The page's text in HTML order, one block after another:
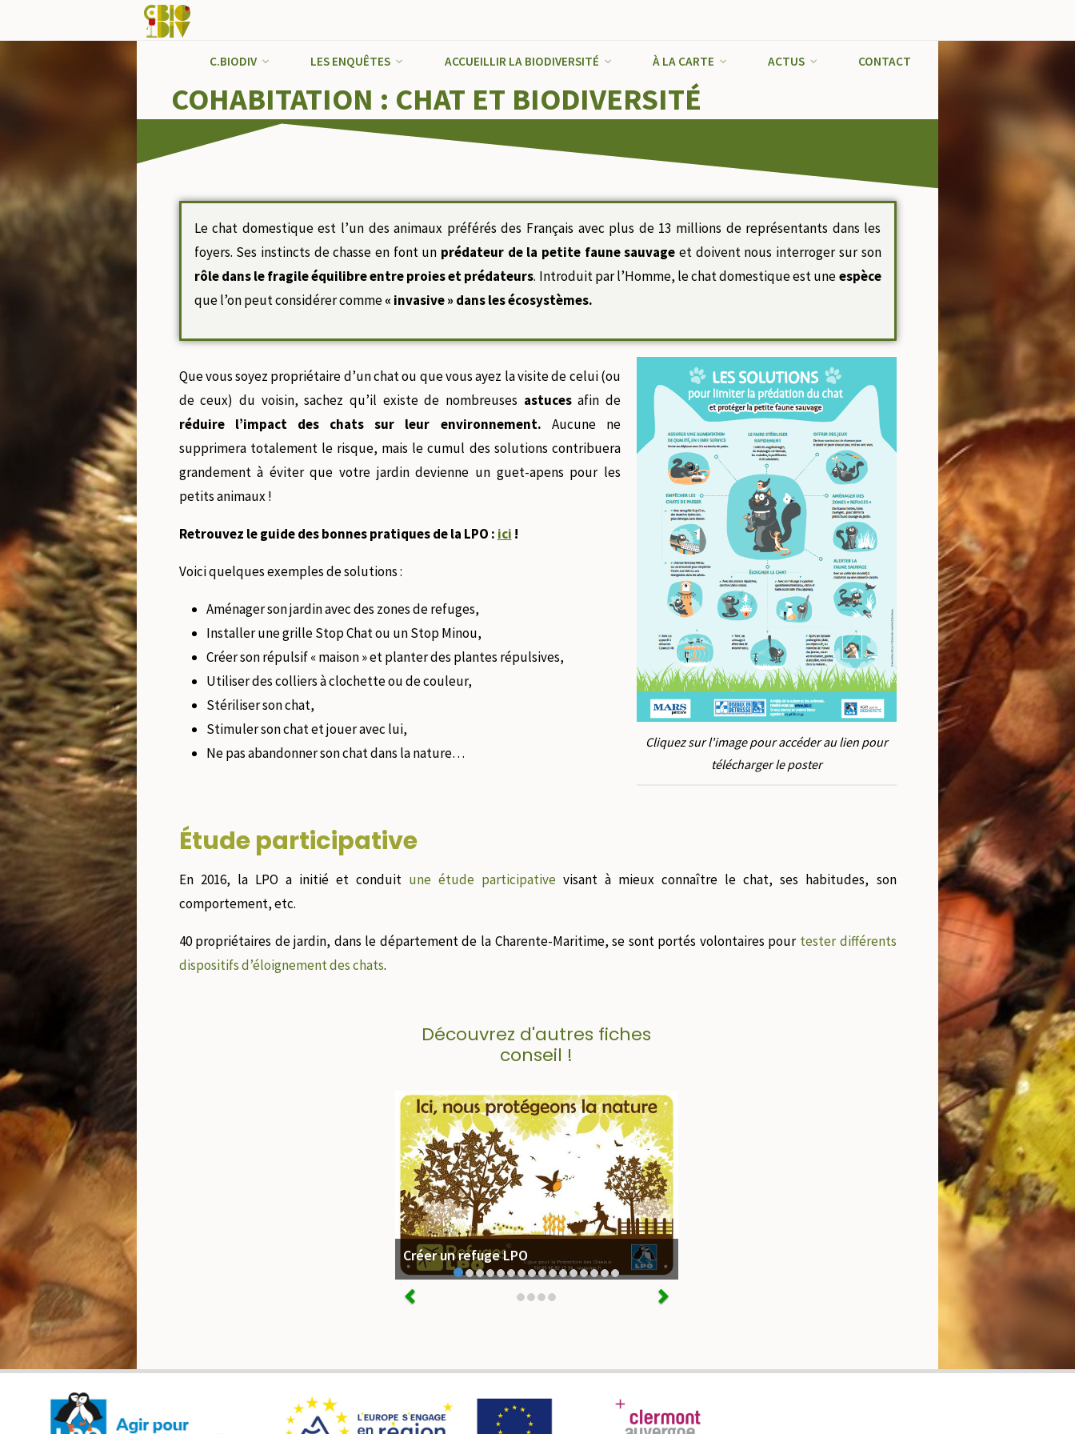
C.BIODIV LES ENQUÊTES ACCUEILLIR LA BIODIVERSITÉ À LA CARTE ACTUS CONTACT
août 2026
1
2
3
13 14 15
24
25 26 27 28 29
30
31
« Sep
COHABITATION : CHAT ET BIODIVERSITÉ
Le chat domestique est l’un des animaux préférés des Français avec plus de 13 millions de représentants dans les
foyers. Ses instincts de chasse en font un prédateur de la petite faune sauvage et doivent nous interroger sur son
rôle dans le fragile équilibre entre proies et prédateurs. Introduit par l’Homme, le chat domestique est uneespèce
que l’on peut considérer comme« invasive » dans les écosystèmes.
Que vous soyez propriétaire d’un chat ou que vous ayez la visite de celui (ou
de ceux) du voisin, sachez qu’il existe de nombreuses astucesafin de
réduire l’impact des chats sur leur environnement. Aucune ne
supprimera totalement le risque, mais le cumul des solutions contribuera
grandement à éviter que votre jardin devienne un guet-apens pour les
petits animaux !
Retrouvez le guide des bonnes pratiques de la LPO : ici !
Voici quelques exemples de solutions :
Aménager son jardin avec des zones de refuges,
Installer une grille Stop Chat ou un Stop Minou,
Créer son répulsif « maison » et planter des plantes répulsives,
Utiliser des colliers à clochette ou de couleur,
Stériliser son chat,
Stimuler son chat et jouer avec lui,
Ne pas abandonner son chat dans la nature…
Cliquez sur l'image pour accéder au lien pour
télécharger le poster
Étude participative
En 2016, la LPO a initié et conduit une étude participative visant à mieux connaître le chat, ses habitudes, son
comportement, etc.
40 propriétaires de jardin, dans le département de la Charente-Maritime, se sont portés volontaires pour tester différents
dispositifs d’éloignement des chats.
Découvrez d'autres fiches
conseil !
Créer un refuge LPO